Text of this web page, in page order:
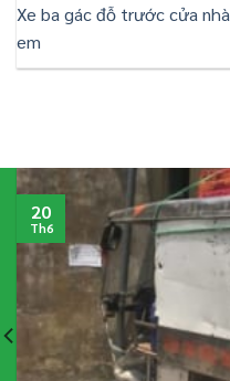
Xe ba gác đỗ trước cửa nhà
em
20
Th6